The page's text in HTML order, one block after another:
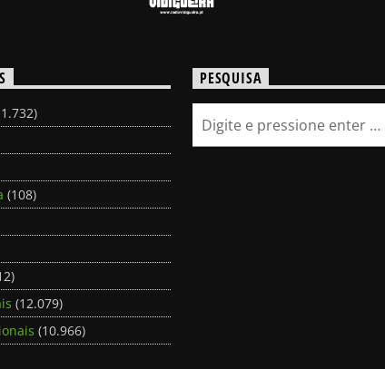
(108)
(12.079)
(10.966)
PESQUISA